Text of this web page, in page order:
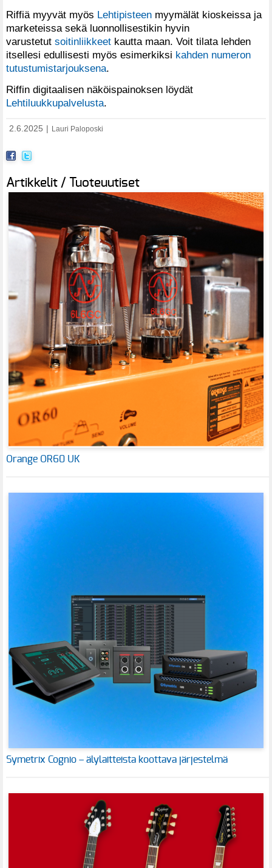
Riffiä myyvät myös Lehtipisteen myymälät kioskeissa ja
marketeissa sekä luonnollisestikin hyvin
varustetut soitinliikkeet kautta maan. Voit tilata lehden
itsellesi edullisesti myös esimerkiksi kahden numeron
tutustumistarjouksena.
Riffin digitaalisen näköispainoksen löydät
Lehtiluukkupalvelusta.
2.6.2025 Lauri Paloposki
Artikkelit / Tuoteuutiset
Orange OR60 UK
Symetrix Cognio – älylaitteista koottava järjestelmä